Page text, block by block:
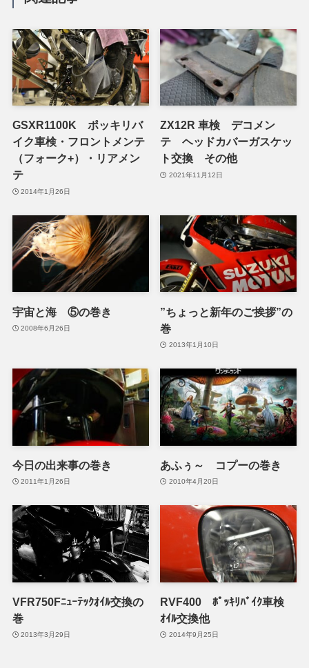
GSXR1100K ポッキリバ
イク車検・フロントメンテ
（フォーク+）・リアメン
テ
2014年1月26日
ZX12R 車検 デコメン
テ ヘッドカバーガスケッ
ト交換 その他
2021年11月12日
宇宙と海 ⑤の巻き
2008年6月26日
”ちょっと新年のご挨拶”の
巻
2013年1月10日
今日の出来事の巻き
2011年1月26日
あふぅ～ コプーの巻き
2010年4月20日
VFR750Fﾆｭｰﾃｯｸｵｲﾙ交換の
巻
2013年3月29日
RVF400 ﾎﾟｯｷﾘﾊﾞｲｸ車検
ｵｲﾙ交換他
2014年9月25日